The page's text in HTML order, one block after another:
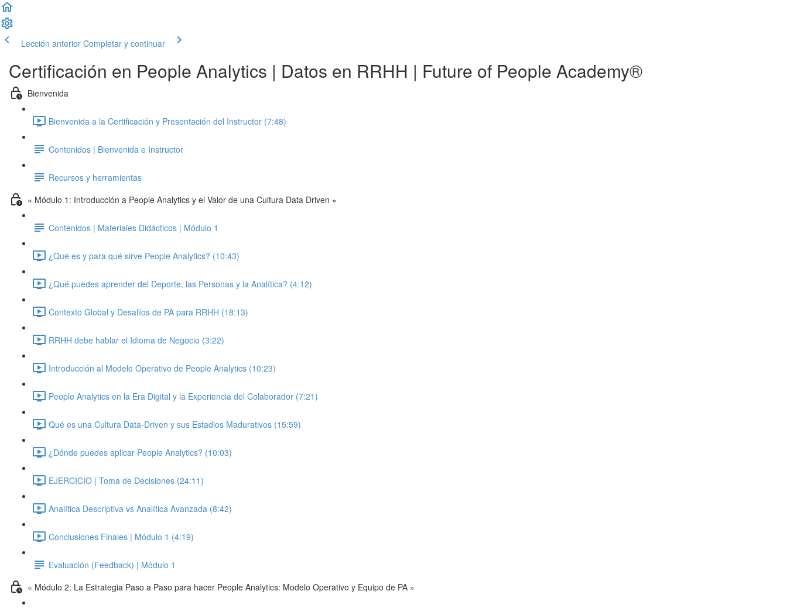
Lección anterior Completar y continuar
Certificación en People Analytics | Datos en RRHH | Future of People Academy®
Bienvenida
Bienvenida a la Certificación y Presentación del Instructor (7:48)
Contenidos | Bienvenida e Instructor
Recursos y herramientas
« Módulo 1: Introducción a People Analytics y el Valor de una Cultura Data Driven »
Contenidos | Materiales Didácticos | Módulo 1
¿Qué es y para qué sirve People Analytics? (10:43)
¿Qué puedes aprender del Deporte, las Personas y la Analítica? (4:12)
Contexto Global y Desafíos de PA para RRHH (18:13)
RRHH debe hablar el Idioma de Negocio (3:22)
Introducción al Modelo Operativo de People Analytics (10:23)
People Analytics en la Era Digital y la Experiencia del Colaborador (7:21)
Qué es una Cultura Data-Driven y sus Estadios Madurativos (15:59)
¿Dónde puedes aplicar People Analytics? (10:03)
EJERCICIO | Toma de Decisiones (24:11)
Analítica Descriptiva vs Analítica Avanzada (8:42)
Conclusiones Finales | Módulo 1 (4:19)
Evaluación (Feedback) | Módulo 1
« Módulo 2: La Estrategia Paso a Paso para hacer People Analytics: Modelo Operativo y Equipo de PA »